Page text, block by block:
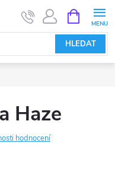
HLEDAT
NÁKUPNÍ
KOŠÍK
Haze
hodnocení